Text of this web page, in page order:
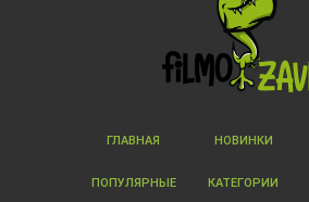
ГЛАВНАЯ НОВИНКИ
ПОПУЛЯРНЫЕ КАТЕГОРИИ